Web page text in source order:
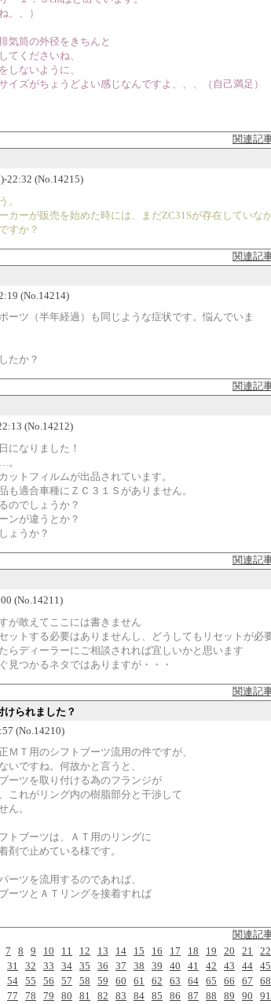
、、）
筒の外径をきちんと
くださいね、
ないように、
ズがちょうどよい感じなんですよ、、、（自己満足）
関連記
22:32 (No.14215)
。
カーが販売を始めた時には、まだZC31Sが存在していな
すか？
関連記
(No.14214)
ーツ（半年経過）も同じような症状です。悩んでいま
たか？
関連記
(No.14212)
になりました！
。
ットフィルムが出品されています。
も適合車種にＺＣ３１Ｓがありません。
のでしょうか？
ンが違うとか？
ょうか？
関連記
(No.14211)
が敢えてここには書きません
ットする必要はありませんし、どうしてもリセットが必
らディーラーにご相談されれば宜しいかと思います
見つかるネタではありますが・・・
関連記
けられました？
(No.14210)
Ｔ用のシフトブーツ流用の件ですが、
いですね。何故かと言うと、
ーツを取り付ける為のフランジが
これがリング内の樹脂部分と干渉して
ん。
トブーツは、ＡＴ用のリングに
剤で止めている様です。
ーツを流用するのであれば、
ーツとＡＴリングを接着すれば
関連記
7 8 9 10 11 12 13 14 15 16 17 18 19 20 21 22
31 32 33 34 35 36 37 38 39 40 41 42 43 44 45
54 55 56 57 58 59 60 61 62 63 64 65 66 67 68
77 78 79 80 81 82 83 84 85 86 87 88 89 90 91